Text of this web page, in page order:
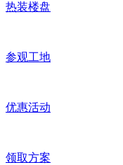
热装楼盘
参观工地
优惠活动
领取方案